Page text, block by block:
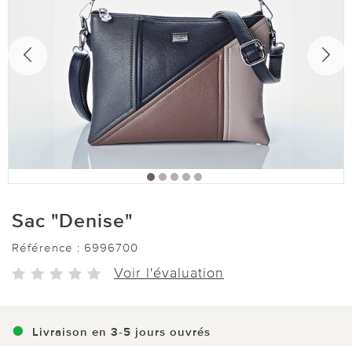
Sac "Denise"
Référence : 6996700
Voir l'évaluation
Livraison en 3-5 jours ouvrés